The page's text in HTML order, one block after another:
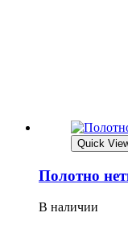
Quick
Полотно
В наличии